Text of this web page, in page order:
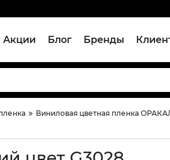
Акции Блог Бренды
Виниловая цветная пленка